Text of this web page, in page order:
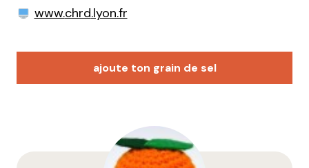
www.chrd.lyon.fr
ajoute ton grain de sel
Votre adresse e-mail ne sera pas publiée.
champs obligatoires sont indiqués avec